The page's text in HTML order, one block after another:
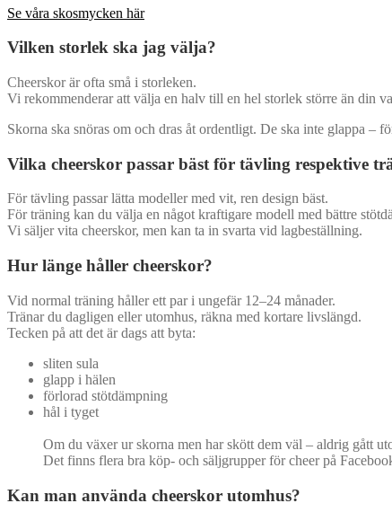
Se våra skosmycken här
Vilken storlek ska jag välja?
Cheerskor är ofta små i storleken.
Vi rekommenderar att välja en halv till en hel storlek större än din
Skorna ska snöras om och dras åt ordentligt. De ska inte glappa –
Vilka cheerskor passar bäst för tävling respektive
För tävling passar lätta modeller med vit, ren design bäst.
För träning kan du välja en något kraftigare modell med bättre
Vi säljer vita cheerskor, men kan ta in svarta vid lagbeställning.
Hur länge håller cheerskor?
Vid normal träning håller ett par i ungefär 12–24 månader.
Tränar du dagligen eller utomhus, räkna med kortare livslängd.
Tecken på att det är dags att byta:
sliten sula
glapp i hälen
förlorad stötdämpning
hål i tyget
Om du växer ur skorna men har skött dem väl – aldrig gått
Det finns flera bra köp- och säljgrupper för cheer på
Kan man använda cheerskor utomhus?